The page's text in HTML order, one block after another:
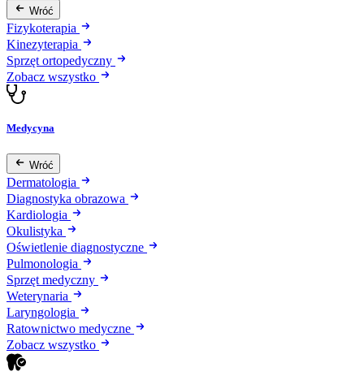
Wróć
Fizykoterapia
Kinezyterapia
Sprzęt ortopedyczny
Zobacz wszystko
Medycyna
Wróć
Dermatologia
Diagnostyka obrazowa
Kardiologia
Okulistyka
Oświetlenie diagnostyczne
Pulmonologia
Sprzęt medyczny
Weterynaria
Laryngologia
Ratownictwo medyczne
Zobacz wszystko